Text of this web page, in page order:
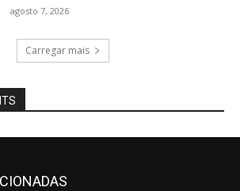
agosto 7, 2026
Carregar mais